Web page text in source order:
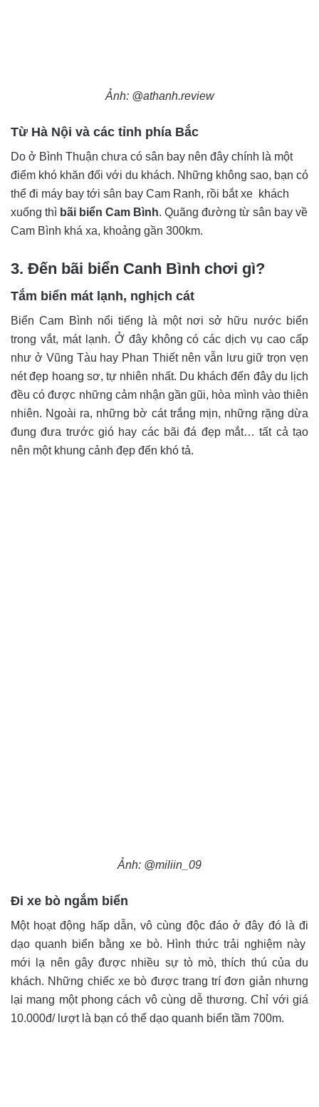
Ảnh: @athanh.review
Từ Hà Nội và các tỉnh phía Bắc
Do ở Bình Thuận chưa có sân bay nên đây chính là một
điểm khó khăn đối với du khách. Những không sao, bạn có
thể đi máy bay tới sân bay Cam Ranh, rồi bắt xe khách
xuống thì bãi biển Cam Bình. Quãng đường từ sân bay về
Cam Bình khá xa, khoảng gần 300km.
3. Đến bãi biển Canh Bình chơi gì?
Tắm biển mát lạnh, nghịch cát
Biển Cam Bình nổi tiếng là một nơi sở hữu nước biển
trong vắt, mát lạnh. Ở đây không có các dịch vụ cao cấp
như ở Vũng Tàu hay Phan Thiết nên vẫn lưu giữ trọn vẹn
nét đẹp hoang sơ, tự nhiên nhất. Du khách đến đây du lịch
đều có được những cảm nhận gần gũi, hòa mình vào thiên
nhiên. Ngoài ra, những bờ cát trắng mịn, những rặng dừa
đung đưa trước gió hay các bãi đá đẹp mắt… tất cả tạo
nên một khung cảnh đẹp đến khó tả.
Ảnh: @miliin_09
Đi xe bò ngắm biển
Một hoạt động hấp dẫn, vô cùng độc đáo ở đây đó là đi
dạo quanh biển bằng xe bò. Hình thức trải nghiệm này
mới lạ nên gây được nhiều sự tò mò, thích thú của du
khách. Những chiếc xe bò được trang trí đơn giản nhưng
lại mang một phong cách vô cùng dễ thương. Chỉ với giá
10.000đ/ lượt là bạn có thể dạo quanh biển tầm 700m.